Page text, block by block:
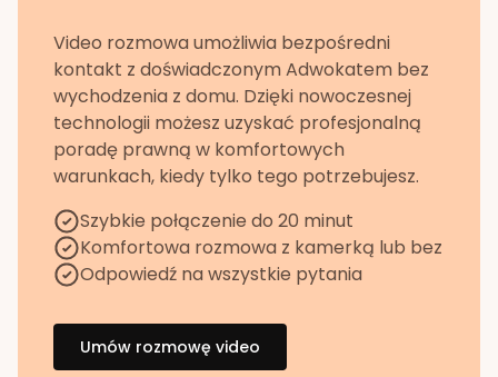
Video rozmowa umożliwia bezpośredni
kontakt z doświadczonym Adwokatem bez
wychodzenia z domu. Dzięki nowoczesnej
technologii możesz uzyskać profesjonalną
poradę prawną w komfortowych
warunkach, kiedy tylko tego potrzebujesz.
Szybkie połączenie do 20 minut
Komfortowa rozmowa z kamerką lub bez
Odpowiedź na wszystkie pytania
Umów rozmowę video